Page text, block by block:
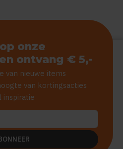
onze
ontvang € 5,-
van nieuwe items
van kortingsacties